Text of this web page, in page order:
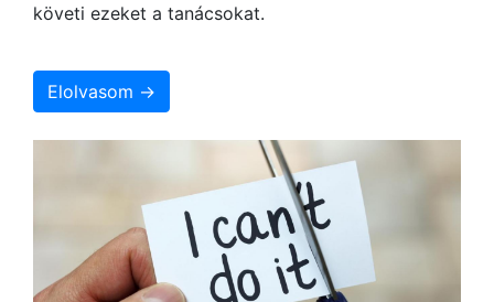
követi ezeket a tanácsokat.
Elolvasom →